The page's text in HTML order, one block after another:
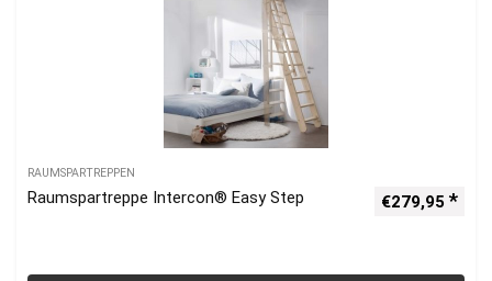
RAUMSPARTREPPEN
Raumspartreppe Intercon® Easy Step €279,95